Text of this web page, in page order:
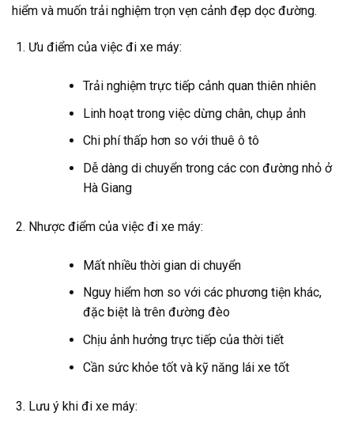
hiểm và muốn trải nghiệm trọn vẹn cảnh đẹp dọc đường.
Ưu điểm của việc đi xe máy:
Trải nghiệm trực tiếp cảnh quan thiên nhiên
Linh hoạt trong việc dừng chân, chụp ảnh
Chi phí thấp hơn so với thuê ô tô
Dễ dàng di chuyển trong các con đường nhỏ ở
Hà Giang
Nhược điểm của việc đi xe máy:
Mất nhiều thời gian di chuyển
Nguy hiểm hơn so với các phương tiện khác,
đặc biệt là trên đường đèo
Chịu ảnh hưởng trực tiếp của thời tiết
Cần sức khỏe tốt và kỹ năng lái xe tốt
Lưu ý khi đi xe máy: